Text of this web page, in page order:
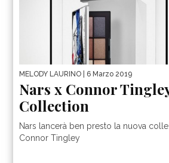
MELODY LAURINO | 6 Marzo 2019
Nars x Connor
Collection
Nars lancerà ben presto la nuova
Connor Tingley